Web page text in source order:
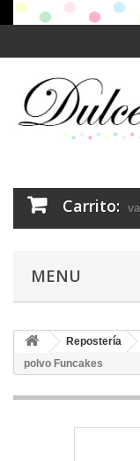
Carrito:
MENU
Repostería
polvo Funcakes